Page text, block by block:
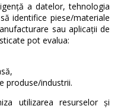
a datelor, tehnologia
identifice piese/materiale
sau aplicații de
pot evalua:
produse/industrii.
utilizarea resurselor și